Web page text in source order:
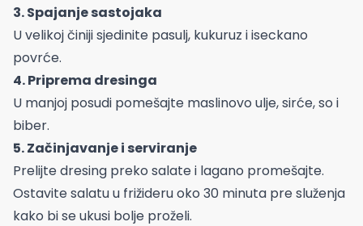
3. Spajanje sastojaka
U velikoj činiji sjedinite pasulj, kukuruz i iseckano
povrće.
4. Priprema dresinga
U manjoj posudi pomešajte maslinovo ulje, sirće, so i
biber.
5. Začinjavanje i serviranje
Prelijte dresing preko salate i lagano promešajte.
Ostavite salatu u frižideru oko 30 minuta pre služenja
kako bi se ukusi bolje proželi.